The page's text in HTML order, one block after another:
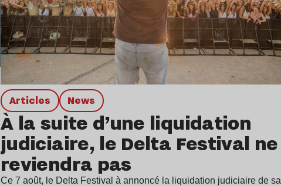
Articles news
À la suite d’une liquidation
judiciaire, le Delta Festival ne
reviendra pas
Ce 7 août, le Delta Festival à annoncé la liquidation judiciaire de sa